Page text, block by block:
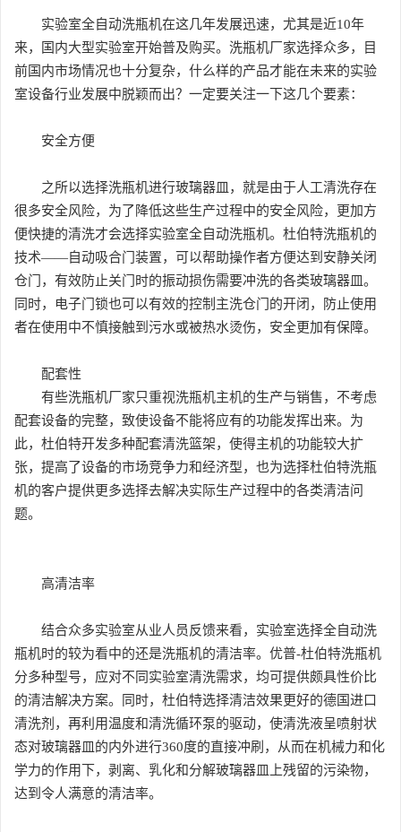
实验室全自动洗瓶机在这几年发展迅速，尤其是近10年
来，国内大型实验室开始普及购买。洗瓶机厂家选择众多，目
前国内市场情况也十分复杂，什么样的产品才能在未来的实验
室设备行业发展中脱颖而出？一定要关注一下这几个要素：
安全方便
之所以选择洗瓶机进行玻璃器皿，就是由于人工清洗存在
很多安全风险，为了降低这些生产过程中的安全风险，更加方
便快捷的清洗才会选择实验室全自动洗瓶机。杜伯特洗瓶机的
技术——自动吸合门装置，可以帮助操作者方便达到安静关闭
仓门，有效防止关门时的振动损伤需要冲洗的各类玻璃器皿。
同时，电子门锁也可以有效的控制主洗仓门的开闭，防止使用
者在使用中不慎接触到污水或被热水烫伤，安全更加有保障。
配套性
有些洗瓶机厂家只重视洗瓶机主机的生产与销售，不考虑
配套设备的完整，致使设备不能将应有的功能发挥出来。为
此，杜伯特开发多种配套清洗篮架，使得主机的功能较大扩
张，提高了设备的市场竞争力和经济型，也为选择杜伯特洗瓶
机的客户提供更多选择去解决实际生产过程中的各类清洁问
题。
高清洁率
结合众多实验室从业人员反馈来看，实验室选择全自动洗
瓶机时的较为看中的还是洗瓶机的清洁率。优普-杜伯特洗瓶机
分多种型号，应对不同实验室清洗需求，均可提供颇具性价比
的清洁解决方案。同时，杜伯特选择清洁效果更好的德国进口
清洗剂，再利用温度和清洗循环泵的驱动，使清洗液呈喷射状
态对玻璃器皿的内外进行360度的直接冲刷，从而在机械力和化
学力的作用下，剥离、乳化和分解玻璃器皿上残留的污染物，
达到令人满意的清洁率。